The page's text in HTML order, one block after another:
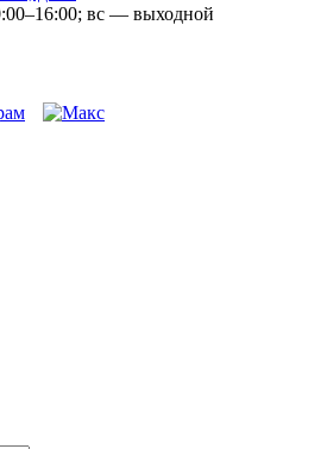
вс — выходной